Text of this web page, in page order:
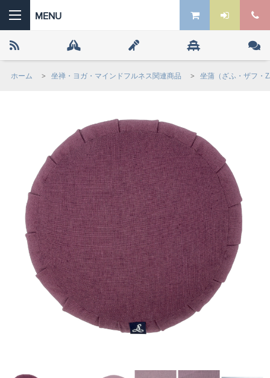
ホーム > 坐禅・ヨガ・マインドフルネス関連商品 > 坐蒲（ざふ・ザフ・